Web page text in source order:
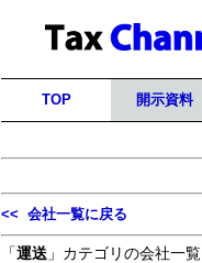
TOP 開示資料
<< 会社一覧に戻る
「運送 」カテゴリの会社一覧